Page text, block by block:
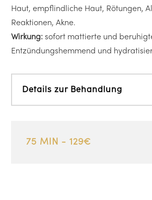
Haut, empflindliche Haut, Rötungen,
Reaktionen, Akne.
Wirkung: sofort mattierte und
Entzündungshemmend und
Details zur Behandlung
75 MIN - 129€